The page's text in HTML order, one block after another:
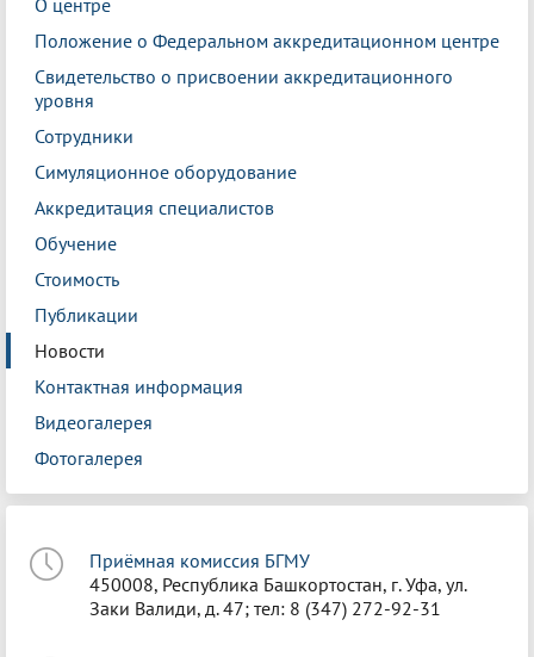
О центре
Положение о Федеральном аккредитационном центре
Свидетельство о присвоении аккредитационного
уровня
Сотрудники
Симуляционное оборудование
Аккредитация специалистов
Обучение
Стоимость
Публикации
Новости
Контактная информация
Видеогалерея
Фотогалерея
Приёмная комиссия БГМУ
450008, Республика Башкортостан, г. Уфа, ул.
Заки Валиди, д. 47; тел: 8 (347) 272-92-31